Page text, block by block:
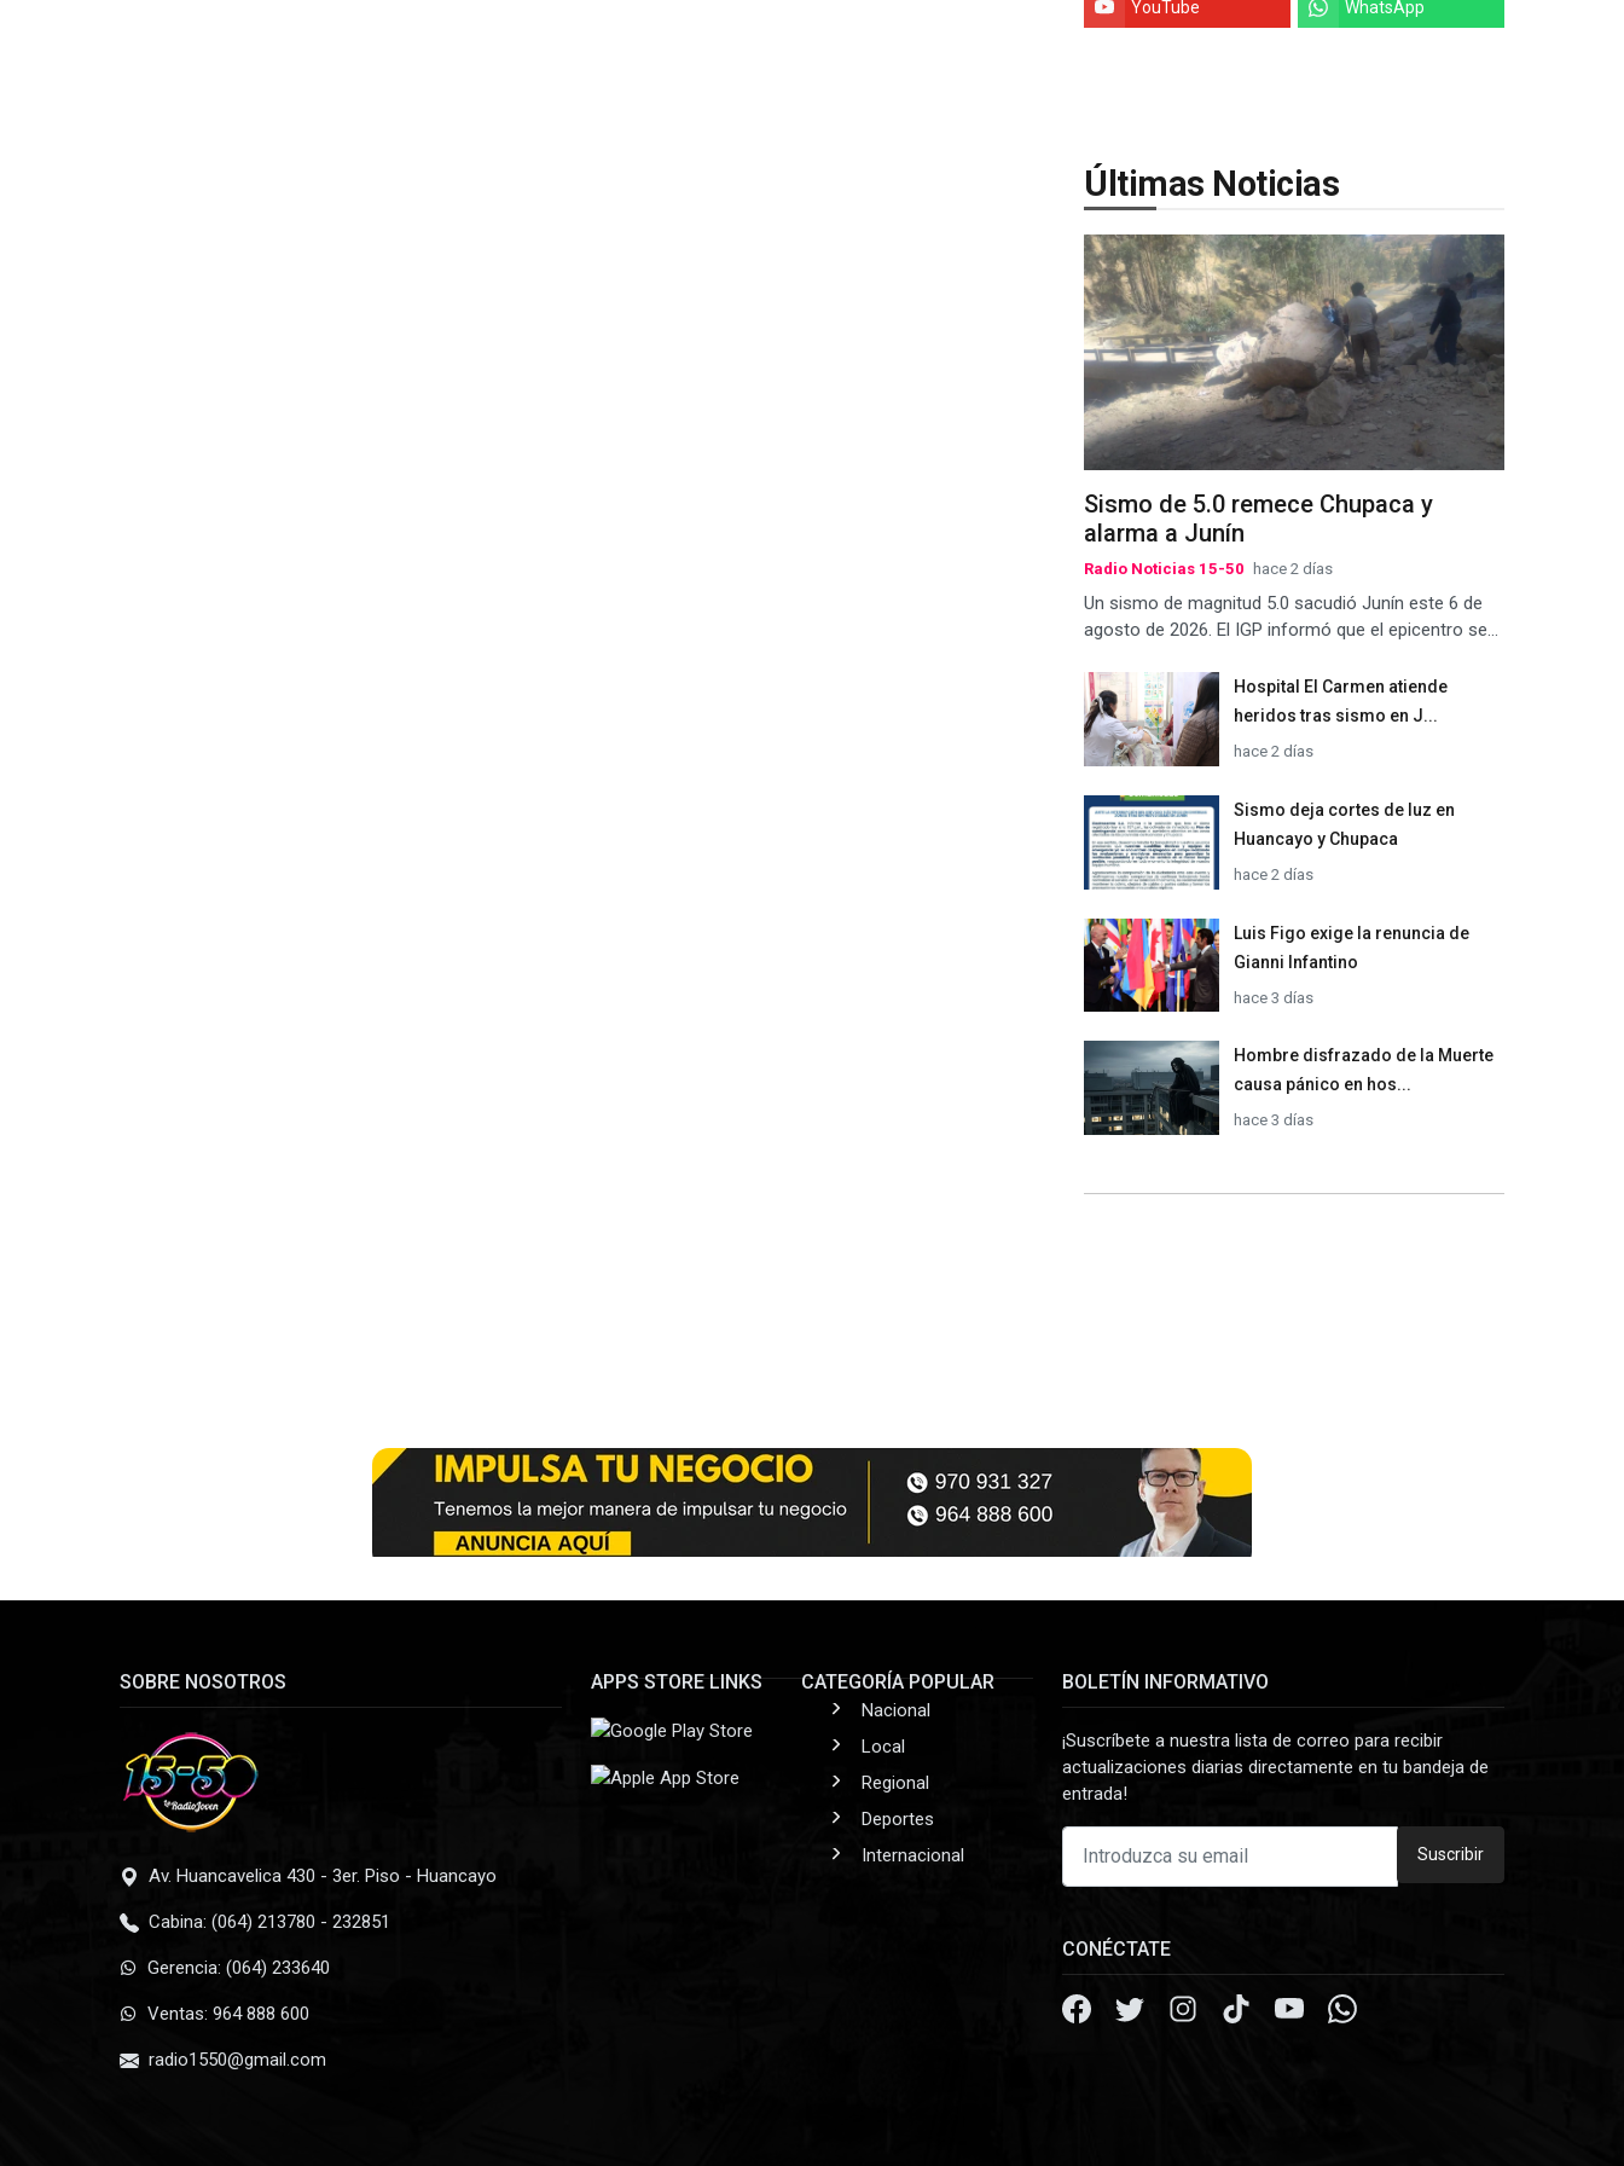
YouTube WhatsApp
Últimas Noticias
Sismo de 5.0 remece Chupaca y
alarma a Junín
Radio Noticias 15-50 hace 2 días
Un sismo de magnitud 5.0 sacudió Junín este 6 de
agosto de 2026. El IGP informó que el epicentro se...
Hospital El Carmen atiende
heridos tras sismo en J...
hace 2 días
Sismo deja cortes de luz en
Huancayo y Chupaca
hace 2 días
Luis Figo exige la renuncia de
Gianni Infantino
hace 3 días
Hombre disfrazado de la Muerte
causa pánico en hos...
hace 3 días
SOBRE NOSOTROS
Av. Huancavelica 430 - 3er. Piso - Huancayo
Cabina: (064) 213780 - 232851
Gerencia: (064) 233640
Ventas: 964 888 600
radio1550@gmail.com
APPS STORE LINKS CATEGORÍA POPULAR
Nacional
Local
Regional
Deportes
Internacional
BOLETÍN INFORMATIVO
¡Suscríbete a nuestra lista de correo para recibir
actualizaciones diarias directamente en tu bandeja de
entrada!
Suscribir
CONÉCTATE